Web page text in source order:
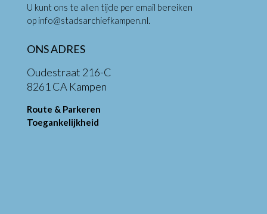
U kunt ons te allen tijde per email bereiken
op info@stadsarchiefkampen.nl
ONS ADRES
Oudestraat 216-C
8261 CA Kampen
Route & Parkeren
Toegankelijkheid